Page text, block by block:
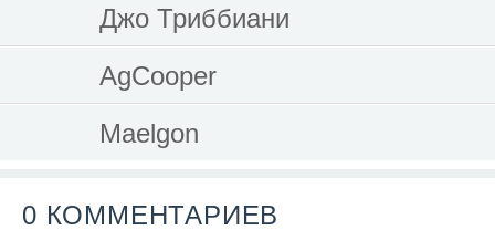
Джо Триббиани
AgCooper
Maelgon
0 КОММЕНТАРИЕВ